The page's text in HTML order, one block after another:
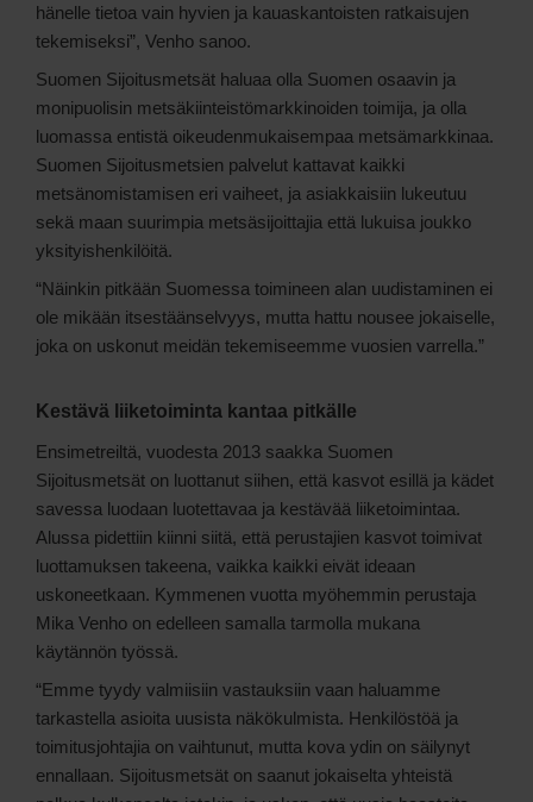
hänelle tietoa vain hyvien ja kauaskantoisten ratkaisujen
tekemiseksi”, Venho sanoo.
Suomen Sijoitusmetsät haluaa olla Suomen osaavin ja
monipuolisin metsäkiinteistömarkkinoiden toimija, ja olla
luomassa entistä oikeudenmukaisempaa metsämarkkinaa.
Suomen Sijoitusmetsien palvelut kattavat kaikki
metsänomistamisen eri vaiheet, ja asiakkaisiin lukeutuu
sekä maan suurimpia metsäsijoittajia että lukuisa joukko
yksityishenkilöitä.
“Näinkin pitkään Suomessa toimineen alan uudistaminen ei
ole mikään itsestäänselvyys, mutta hattu nousee jokaiselle,
joka on uskonut meidän tekemiseemme vuosien varrella.”
Kestävä liiketoiminta kantaa pitkälle
Ensimetreiltä, vuodesta 2013 saakka Suomen
Sijoitusmetsät on luottanut siihen, että kasvot esillä ja kädet
savessa luodaan luotettavaa ja kestävää liiketoimintaa.
Alussa pidettiin kiinni siitä, että perustajien kasvot toimivat
luottamuksen takeena, vaikka kaikki eivät ideaan
uskoneetkaan. Kymmenen vuotta myöhemmin perustaja
Mika Venho on edelleen samalla tarmolla mukana
käytännön työssä.
“Emme tyydy valmiisiin vastauksiin vaan haluamme
tarkastella asioita uusista näkökulmista. Henkilöstöä ja
toimitusjohtajia on vaihtunut, mutta kova ydin on säilynyt
ennallaan. Sijoitusmetsät on saanut jokaiselta yhteistä